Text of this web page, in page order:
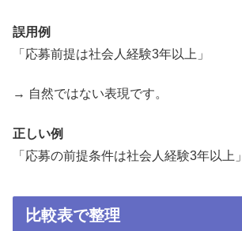
誤用例
「応募前提は社会人経験3年以上」
→ 自然ではない表現です。
正しい例
「応募の前提条件は社会人経験3年以上」
比較表で整理